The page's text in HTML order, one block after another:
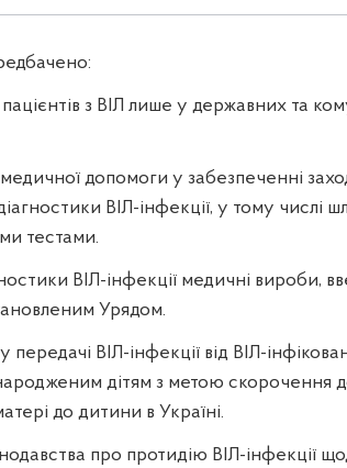
з ВІЛ лише у державних та
допомоги у забезпеченні
ВІЛ-інфекції, у тому числі
тестами.
ВІЛ-інфекції медичні вироби,
Урядом.
ВІЛ-інфекції від ВІЛ-
дітям з метою скорочення
до дитини в Україні.
про протидію ВІЛ-інфекції